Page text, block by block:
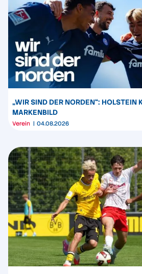
„WIR SIND DER NORDEN“: HOLSTEIN
MARKENBILD
Verein 04.08.2026